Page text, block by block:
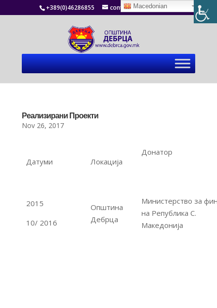
+389(0)46286855 contact@debrca.gov.mk
Реализирани Проекти
Nov 26, 2017
Датуми Локација
Донатор
2015
10/ 2016
Општина
Дебрца
Министерство за
на Република С.
Македонија
Macedonian